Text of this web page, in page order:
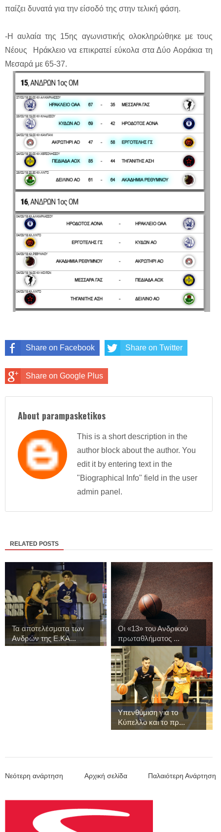
παίζει δυνατά για την είσοδό της στην τελική φάση.
-Η αυλαία της 15ης αγωνιστικής ολοκληρώθηκε με τους
Νέους Ηράκλειο να επικρατεί εύκολα στα Δύο Αοράκια τη
Μεσαρά με 65-37.
Share on Facebook Share on Twitter
Share on Google Plus
About parampasketikos
This is a short description in the
author block about the author. You
edit it by entering text in the
"Biographical Info" field in the user
admin panel.
RELATED POSTS
Τα αποτελέσματα των
Ανδρών της Ε.ΚΑ...
Οι «13» του Ανδρικού
πρωταθλήματος ...
Υπενθύμιση για το
Κύπελλο και το πρ...
Νεότερη ανάρτηση Παλαιότερη Ανάρτηση
Αρχική σελίδα